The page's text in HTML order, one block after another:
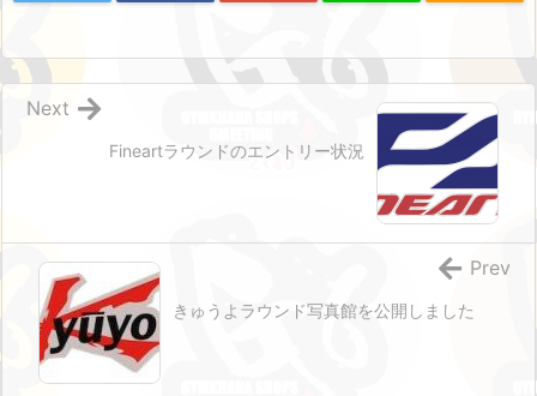
Fineartラウンドのエントリー状況
Next
きゅうよラウンド写真館を公開しました
Prev